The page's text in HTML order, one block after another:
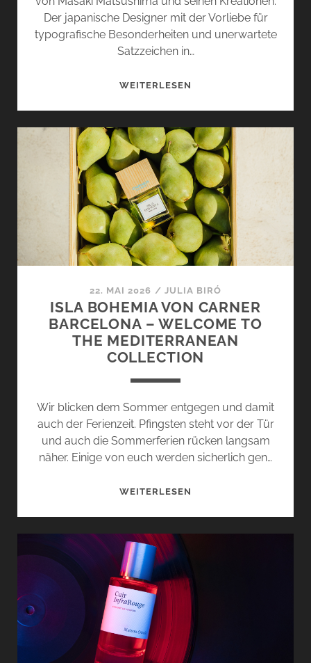
Der japanische Designer mit der Vorliebe für
typografische Besonderheiten und unerwartete
Satzzeichen in…
WEITERLESEN
MASAKÏ
MATSUSHÏMA
–
SOMMER
IN
PASTELL
22. MAI 2026 / JULIA BIRÓ
ISLA BOHEMIA VON CARNER
BARCELONA – WELCOME TO
THE MEDITERRANEAN
COLLECTION
Wir blicken dem Sommer entgegen und damit
auch der Ferienzeit. Pfingsten steht vor der Tür
und auch die Sommerferien rücken langsam
näher. Einige von euch werden sicherlich gen…
WEITERLESEN
THE
MEDITERRANEAN
COLLECTION